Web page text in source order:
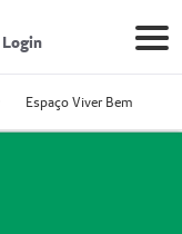
Login
Espaço Viver Bem